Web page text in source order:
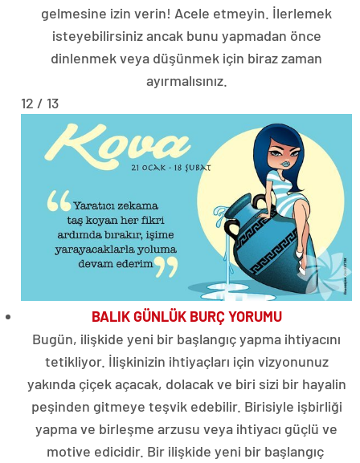
gelmesine izin verin! Acele etmeyin. İlerlemek
isteyebilirsiniz ancak bunu yapmadan önce
dinlenmek veya düşünmek için biraz zaman
ayırmalısınız.
12 / 13
BALIK GÜNLÜK BURÇ YORUMU
Bugün, ilişkide yeni bir başlangıç ​​yapma ihtiyacını
tetikliyor. İlişkinizin ihtiyaçları için vizyonunuz
yakında çiçek açacak, dolacak ve biri sizi bir hayalin
peşinden gitmeye teşvik edebilir. Birisiyle işbirliği
yapma ve birleşme arzusu veya ihtiyacı güçlü ve
motive edicidir. Bir ilişkide yeni bir başlangıç ​​